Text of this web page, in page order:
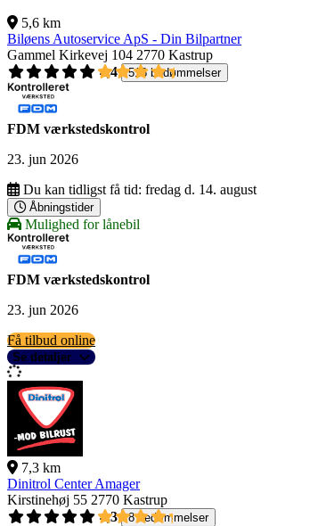
5,6 km
Biløens Autoservice ApS - Din Bilpartner
Gammel Kirkevej 104 2770 Kastrup
4,4
518 bedømmelser
FDM værkstedskontrol
23. jun 2026
Du kan tidligst få tid: fredag d. 14. august
Åbningstider
Mulighed for lånebil
FDM værkstedskontrol
23. jun 2026
Få tilbud online
Se detaljer
7,3 km
Dinitrol Center Amager
Kirstinehøj 55 2770 Kastrup
4,3
8 bedømmelser